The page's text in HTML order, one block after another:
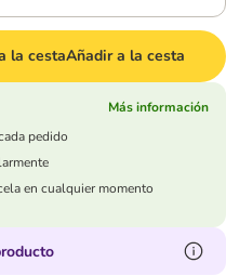
la cestaAñadir a la cesta
Más información
pedido
en cualquier momento